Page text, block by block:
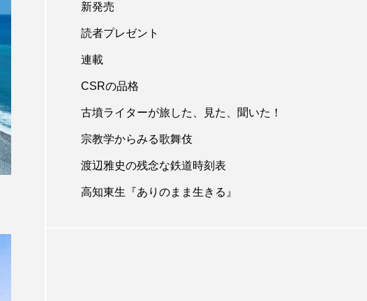
新発売
読者プレゼント
連載
CSRの品格
古墳ライターが旅した、見た、聞いた！
宗教学からみる歌舞伎
渡辺雅史の残念な鉄道時刻表
高知東生『ありのまま生きる』